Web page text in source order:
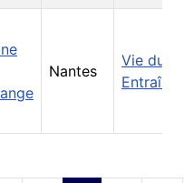
Nantes
Vie du